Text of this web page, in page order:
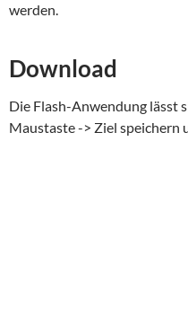
werden.
Download
Die Flash-Anwendung lässt
Maustaste -> Ziel speichern